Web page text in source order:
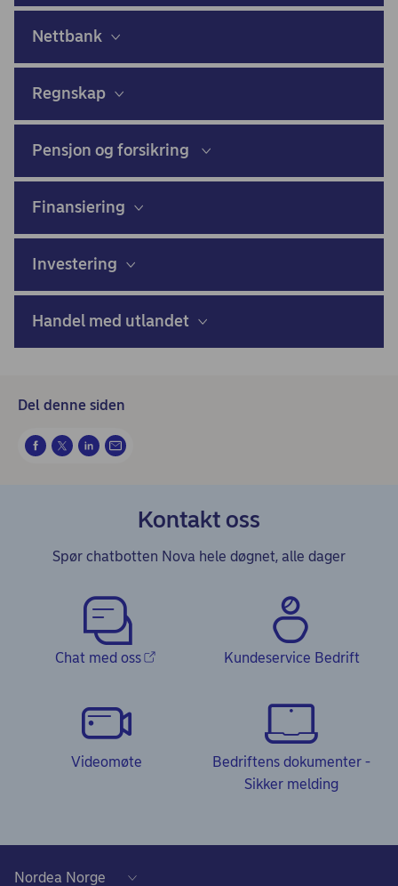
Nettbank
Regnskap
Pensjon og forsikring
Finansiering
Investering
Handel med utlandet
Del denne siden
Kontakt oss
Spør chatbotten Nova hele døgnet, alle dager
Chat med oss Kundeservice Bedrift
Videomøte
Bedriftens dokumenter -
Sikker melding